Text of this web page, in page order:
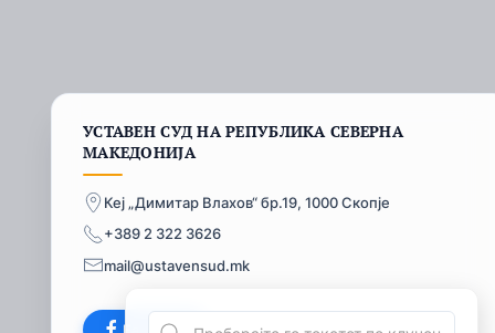
УСТАВЕН СУД НА РЕПУБЛИКА СЕВЕРНА
МАКЕДОНИЈА
Кеј „Димитар Влахов“ бр.19, 1000 Скопје
+389 2 322 3626
mail@ustavensud.mk